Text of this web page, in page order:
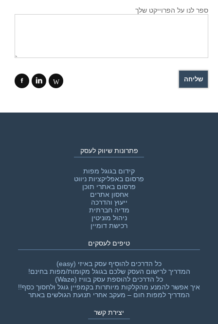
ספר לנו על הפרוייקט שלך
f i W
פתרונות שיווק לעסק
קידום בגוגל מפות
פרסום באפליקציות ניווט
פרסום באתרי תוכן
אחסון אתרים
ייעוץ והדרכה
מדיה חברתית
ניהול מוניטין
רכישת דומיין
טיפים לעסקים
כל הדרכים להוסיף עסק באיזי (easy)
המדריך לרישום העסק שלכם בגוגל מקומות/מפות בחינם!
כל הדרכים להוספת עסק בוויז (Waze)
איך אפשר להמנע מהקלקות מיותרות בקמפיין גוגל ולחסוך כסף!!‎
המדריך למפות חום – מעקב אחרי תנועת הגולשים באתר
יצירת קשר